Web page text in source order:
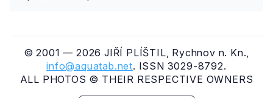
© 2001 — 2026 JIŘÍ PLÍŠTIL, Rychnov n. Kn.,
info@aquatab.net. ISSN 3029-8792.
ALL PHOTOS © THEIR RESPECTIVE OWNERS